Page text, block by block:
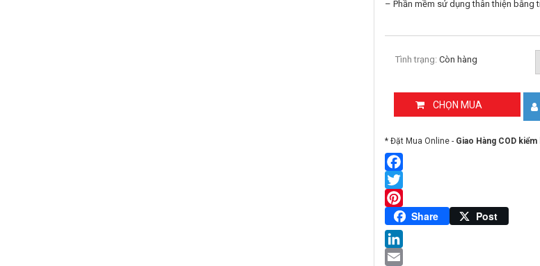
– Phần mềm sử dụng thân thiện bằng
Tình trạng: Còn hàng
CHỌN MUA
* Đặt Mua Online - Giao Hàng COD
Facebook
Twitter
Pinterest
Share Post
LinkedIn